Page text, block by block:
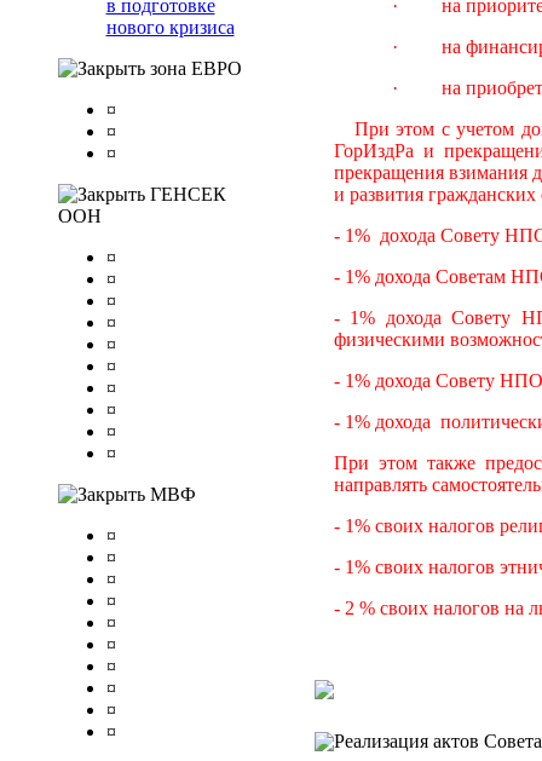
в подготовке
нового кризиса
зона ЕВРО
¤
¤
¤
ГЕНСЕК
ООН
¤
¤
¤
¤
¤
¤
¤
¤
¤
¤
МВФ
¤
¤
¤
¤
¤
¤
¤
¤
¤
¤
· на
· на
· на
При этом с учетом
ГорИздРа и
прекращения взимания
и развития
- 1% дохода Совету
- 1% дохода Советам
- 1% дохода Совету
физическими
- 1% дохода Совету
- 1% дохода
При этом также
направлять
- 1% своих налогов
- 1% своих налогов
- 2 % своих налогов на
Реализация актов